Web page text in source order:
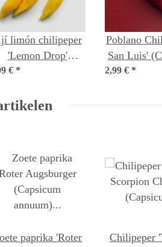
limón chilipeper
'Lemon Drop'
baccatum)
€ *
Poblano
San Luis'
annuum)
2,99 € *
paprika 'Roter
Chilipeper